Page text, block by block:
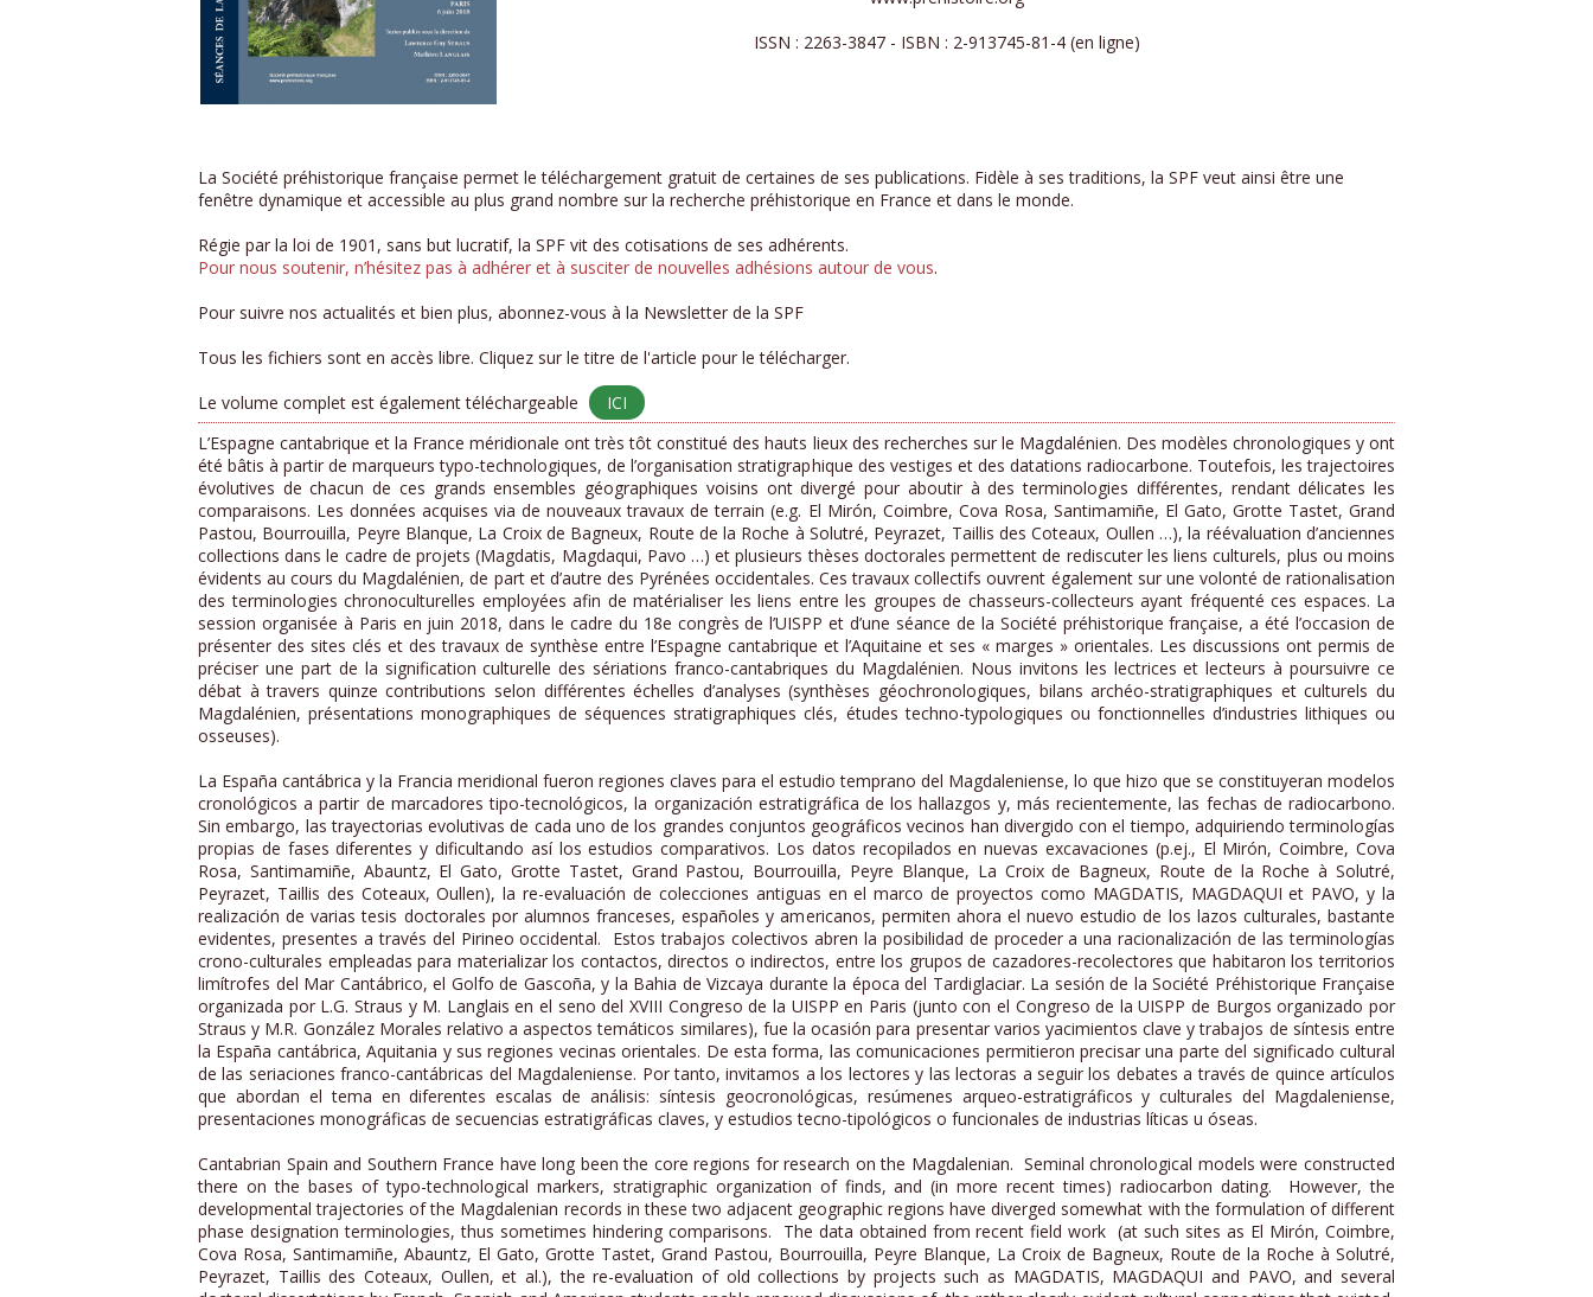
ISSN : 2263-3847 - ISBN : 2-913745-81-4 (en ligne)
La Société préhistorique française permet le téléchargement gratuit de certaines de ses publications. Fidèle à ses traditions, la SPF veut ainsi être une
fenêtre dynamique et accessible au plus grand nombre sur la recherche préhistorique en France et dans le monde.
Régie par la loi de 1901, sans but lucratif, la SPF vit des cotisations de ses adhérents.
Pour nous soutenir, n’hésitez pas à adhérer et à susciter de nouvelles adhésions autour de vous.
Pour suivre nos actualités et bien plus, abonnez-vous à la Newsletter de la SPF
Tous les fichiers sont en accès libre. Cliquez sur le titre de l'article pour le télécharger.
Le volume complet est également téléchargeable
ICI
L’Espagne cantabrique et la France méridionale ont très tôt constitué des hauts lieux des recherches sur le Magdalénien. Des modèles chronologiques y ont
été bâtis à partir de marqueurs typo-technologiques, de l’organisation stratigraphique des vestiges et des datations radiocarbone. Toutefois, les trajectoires
évolutives de chacun de ces grands ensembles géographiques voisins ont divergé pour aboutir à des terminologies différentes, rendant délicates les
comparaisons. Les données acquises via de nouveaux travaux de terrain (e.g. El Mirón, Coimbre, Cova Rosa, Santimamiñe, El Gato, Grotte Tastet, Grand
Pastou, Bourrouilla, Peyre Blanque, La Croix de Bagneux, Route de la Roche à Solutré, Peyrazet, Taillis des Coteaux, Oullen …), la réévaluation d’anciennes
collections dans le cadre de projets (Magdatis, Magdaqui, Pavo …) et plusieurs thèses doctorales permettent de rediscuter les liens culturels, plus ou moins
évidents au cours du Magdalénien, de part et d’autre des Pyrénées occidentales. Ces travaux collectifs ouvrent également sur une volonté de rationalisation
des terminologies chronoculturelles employées afin de matérialiser les liens entre les groupes de chasseurs-collecteurs ayant fréquenté ces espaces. La
session organisée à Paris en juin 2018, dans le cadre du 18e congrès de l’UISPP et d’une séance de la Société préhistorique française, a été l’occasion de
présenter des sites clés et des travaux de synthèse entre l’Espagne cantabrique et l’Aquitaine et ses « marges » orientales. Les discussions ont permis de
préciser une part de la signification culturelle des sériations franco-cantabriques du Magdalénien. Nous invitons les lectrices et lecteurs à poursuivre ce
débat à travers quinze contributions selon différentes échelles d’analyses (synthèses géochronologiques, bilans archéo-stratigraphiques et culturels du
Magdalénien, présentations monographiques de séquences stratigraphiques clés, études techno-typologiques ou fonctionnelles d’industries lithiques ou
osseuses).
La España cantábrica y la Francia meridional fueron regiones claves para el estudio temprano del Magdaleniense, lo que hizo que se constituyeran modelos
cronológicos a partir de marcadores tipo-tecnológicos, la organización estratigráfica de los hallazgos y, más recientemente, las fechas de radiocarbono.
Sin embargo, las trayectorias evolutivas de cada uno de los grandes conjuntos geográficos vecinos han divergido con el tiempo, adquiriendo terminologías
propias de fases diferentes y dificultando así los estudios comparativos. Los datos recopilados en nuevas excavaciones (p.ej., El Mirón, Coimbre, Cova
Rosa, Santimamiñe, Abauntz, El Gato, Grotte Tastet, Grand Pastou, Bourrouilla, Peyre Blanque, La Croix de Bagneux, Route de la Roche à Solutré,
Peyrazet, Taillis des Coteaux, Oullen), la re-evaluación de colecciones antiguas en el marco de proyectos como MAGDATIS, MAGDAQUI et PAVO, y la
realización de varias tesis doctorales por alumnos franceses, españoles y americanos, permiten ahora el nuevo estudio de los lazos culturales, bastante
evidentes, presentes a través del Pirineo occidental. Estos trabajos colectivos abren la posibilidad de proceder a una racionalización de las terminologías
crono-culturales empleadas para materializar los contactos, directos o indirectos, entre los grupos de cazadores-recolectores que habitaron los territorios
limítrofes del Mar Cantábrico, el Golfo de Gascoña, y la Bahia de Vizcaya durante la época del Tardiglaciar. La sesión de la Société Préhistorique Française
organizada por L.G. Straus y M. Langlais en el seno del XVIII Congreso de la UISPP en Paris (junto con el Congreso de la UISPP de Burgos organizado por
Straus y M.R. González Morales relativo a aspectos temáticos similares), fue la ocasión para presentar varios yacimientos clave y trabajos de síntesis entre
la España cantábrica, Aquitania y sus regiones vecinas orientales. De esta forma, las comunicaciones permitieron precisar una parte del significado cultural
de las seriaciones franco-cantábricas del Magdaleniense. Por tanto, invitamos a los lectores y las lectoras a seguir los debates a través de quince artículos
que abordan el tema en diferentes escalas de análisis: síntesis geocronológicas, resúmenes arqueo-estratigráficos y culturales del Magdaleniense,
presentaciones monográficas de secuencias estratigráficas claves, y estudios tecno-tipológicos o funcionales de industrias líticas u óseas.
Cantabrian Spain and Southern France have long been the core regions for research on the Magdalenian. Seminal chronological models were constructed
there on the bases of typo-technological markers, stratigraphic organization of finds, and (in more recent times) radiocarbon dating. However, the
developmental trajectories of the Magdalenian records in these two adjacent geographic regions have diverged somewhat with the formulation of different
phase designation terminologies, thus sometimes hindering comparisons. The data obtained from recent field work (at such sites as El Mirón, Coimbre,
Cova Rosa, Santimamiñe, Abauntz, El Gato, Grotte Tastet, Grand Pastou, Bourrouilla, Peyre Blanque, La Croix de Bagneux, Route de la Roche à Solutré,
Peyrazet, Taillis des Coteaux, Oullen, et al.), the re-evaluation of old collections by projects such as MAGDATIS, MAGDAQUI and PAVO, and several